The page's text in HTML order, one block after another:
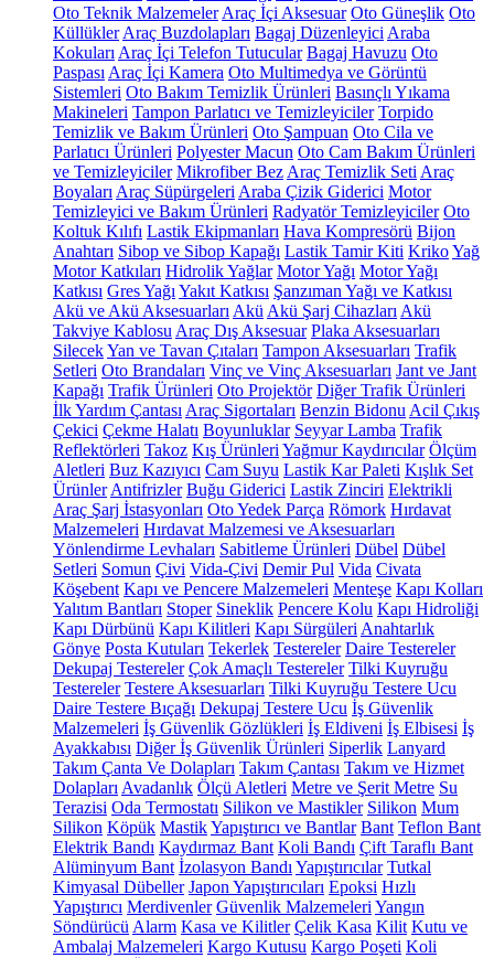
Oto Teknik Malzemeler Araç İçi Aksesuar Oto Güneşlik Oto
Küllükler Araç Buzdolapları Bagaj Düzenleyici Araba
Kokuları Araç İçi Telefon Tutucular Bagaj Havuzu Oto
Paspası Araç İçi Kamera Oto Multimedya ve Görüntü
Sistemleri Oto Bakım Temizlik Ürünleri Basınçlı Yıkama
Makineleri Tampon Parlatıcı ve Temizleyiciler Torpido
Temizlik ve Bakım Ürünleri Oto Şampuan Oto Cila ve
Parlatıcı Ürünleri Polyester Macun Oto Cam Bakım Ürünleri
ve Temizleyiciler Mikrofiber Bez Araç Temizlik Seti Araç
Boyaları Araç Süpürgeleri Araba Çizik Giderici Motor
Temizleyici ve Bakım Ürünleri Radyatör Temizleyiciler Oto
Koltuk Kılıfı Lastik Ekipmanları Hava Kompresörü Bijon
Anahtarı Sibop ve Sibop Kapağı Lastik Tamir Kiti KrikoYağ
Motor Katkıları Hidrolik Yağlar Motor Yağı Motor Yağı
Katkısı Gres Yağı Yakıt Katkısı Şanzıman Yağı ve Katkısı
Akü ve Akü Aksesuarları Akü Akü Şarj Cihazları Akü
Takviye Kablosu Araç Dış Aksesuar Plaka Aksesuarları
SilecekYan ve Tavan Çıtaları Tampon Aksesuarları Trafik
Setleri Oto Brandaları Vinç ve Vinç Aksesuarları Jant ve Jant
Kapağı Trafik Ürünleri Oto Projektör Diğer Trafik Ürünleri
İlk Yardım Çantası Araç Sigortaları Benzin Bidonu Acil Çıkış
Çekici Çekme Halatı Boyunluklar Seyyar Lamba Trafik
Reflektörleri Takoz Kış Ürünleri Yağmur Kaydırıcılar Ölçüm
Aletleri Buz Kazıyıcı Cam Suyu Lastik Kar Paleti Kışlık Set
Ürünler Antifrizler Buğu Giderici Lastik Zinciri Elektrikli
Araç Şarj İstasyonları Oto Yedek Parça Römork Hırdavat
Malzemeleri Hırdavat Malzemesi ve Aksesuarları
Yönlendirme Levhaları Sabitleme Ürünleri Dübel Dübel
Setleri Somun Çivi Vida-Çivi Demir Pul Vida Civata
Köşebent Kapı ve Pencere Malzemeleri Menteşe Kapı Kolları
Yalıtım Bantları Stoper Sineklik Pencere Kolu Kapı Hidroliği
Kapı Dürbünü Kapı Kilitleri Kapı Sürgüleri Anahtarlık
Gönye Posta Kutuları Tekerlek Testereler Daire Testereler
Dekupaj Testereler Çok Amaçlı Testereler Tilki Kuyruğu
Testereler Testere Aksesuarları Tilki Kuyruğu Testere Ucu
Daire Testere Bıçağı Dekupaj Testere Ucu İş Güvenlik
Malzemeleri İş Güvenlik Gözlükleri İş Eldiveni İş Elbisesi İş
Ayakkabısı Diğer İş Güvenlik Ürünleri Siperlik Lanyard
Takım Çanta Ve Dolapları Takım Çantası Takım ve Hizmet
Dolapları Avadanlık Ölçü Aletleri Metre ve Şerit Metre Su
Terazisi Oda Termostatı Silikon ve Mastikler Silikon Mum
Silikon Köpük MastikYapıştırıcı ve Bantlar Bant Teflon Bant
Elektrik Bandı Kaydırmaz Bant Koli Bandı Çift Taraflı Bant
Alüminyum Bant İzolasyon Bandı Yapıştırıcılar Tutkal
Kimyasal Dübeller Japon Yapıştırıcıları Epoksi Hızlı
Yapıştırıcı Merdivenler Güvenlik Malzemeleri Yangın
Söndürücü Alarm Kasa ve Kilitler Çelik Kasa Kilit Kutu ve
Ambalaj Malzemeleri Kargo Kutusu Kargo Poşeti Koli